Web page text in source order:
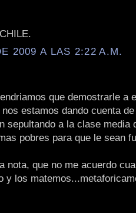
2009 A LAS 2:22 A.M.
que demostrarle a
estamos dando cuenta
sepultando a la clase media
pobres para que le sean
nota, que no me acuerdo
y los